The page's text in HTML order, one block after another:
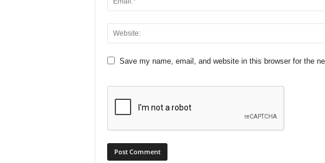
Save my name, email, and website in this browser for the